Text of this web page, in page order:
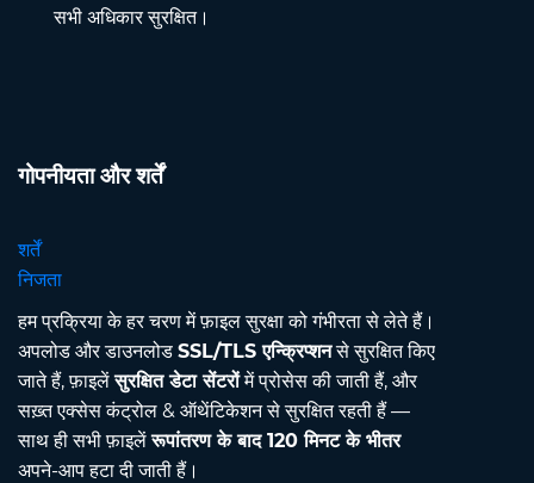
सभी अधिकार सुरक्षित।
गोपनीयता और शर्तें
शर्तें
निजता
हम प्रक्रिया के हर चरण में फ़ाइल सुरक्षा को गंभीरता से लेते हैं।
अपलोड और डाउनलोड SSL/TLS एन्क्रिप्शनसे सुरक्षित किए
जाते हैं, फ़ाइलेंसुरक्षित डेटा सेंटरोंमें प्रोसेस की जाती हैं, और
सख़्त एक्सेस कंट्रोल & ऑथेंटिकेशन से सुरक्षित रहती हैं —
साथ ही सभी फ़ाइलेंरूपांतरण के बाद 120 मिनट के भीतर
अपने-आप हटा दी जाती हैं।